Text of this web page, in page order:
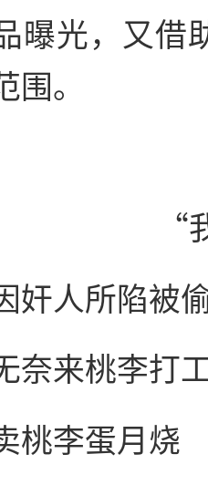
曝光，又借
。
“
奸人所陷被
奈来桃李打
桃李蛋月烧